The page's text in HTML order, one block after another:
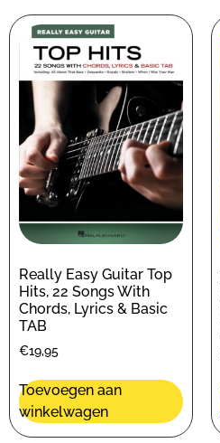
Really Easy Guitar Top
Hits, 22 Songs With
Chords, Lyrics & Basic
TAB
€19,95
Toevoegen aan
winkelwagen